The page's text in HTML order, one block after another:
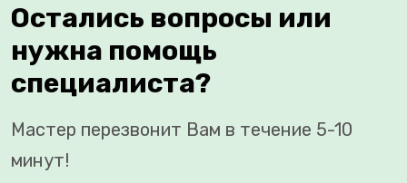
Остались вопросы или
нужна помощь
специалиста?
Мастер перезвонит Вам в течение 5-10
минут!